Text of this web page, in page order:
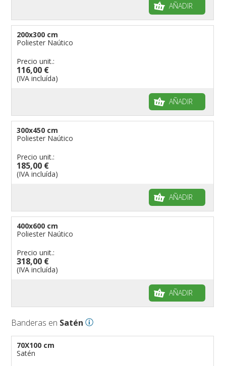
AÑADIR
200x300 cm
Poliester Naútico
Precio unit.:
116,00 €
(IVA incluída)
AÑADIR
300x450 cm
Poliester Naútico
Precio unit.:
185,00 €
(IVA incluída)
AÑADIR
400x600 cm
Poliester Naútico
Precio unit.:
318,00 €
(IVA incluída)
AÑADIR
Banderas en Satén
70X100 cm
Satén